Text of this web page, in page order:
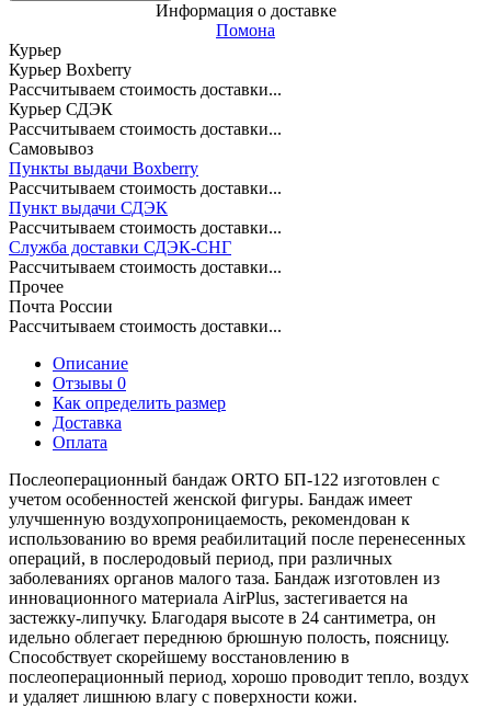
Информация о доставке
Помона
Курьер
Курьер Boxberry
Рассчитываем стоимость доставки...
Курьер СДЭК
Рассчитываем стоимость доставки...
Самовывоз
Пункты выдачи Boxberry
Рассчитываем стоимость доставки...
Пункт выдачи СДЭК
Рассчитываем стоимость доставки...
Служба доставки СДЭК-СНГ
Рассчитываем стоимость доставки...
Прочее
Почта России
Рассчитываем стоимость доставки...
Описание
Отзывы 0
Как определить размер
Доставка
Оплата
Послеоперационный бандаж ORTO БП-122 изготовлен с
учетом особенностей женской фигуры. Бандаж имеет
улучшенную воздухопроницаемость, рекомендован к
использованию во время реабилитаций после перенесенных
операций, в послеродовый период, при различных
заболеваниях органов малого таза. Бандаж изготовлен из
инновационного материала AirPlus, застегивается на
застежку-липучку. Благодаря высоте в 24 сантиметра, он
идельно облегает переднюю брюшную полость, поясницу.
Способствует скорейшему восстановлению в
послеоперационный период, хорошо проводит тепло, воздух
и удаляет лишнюю влагу с поверхности кожи.